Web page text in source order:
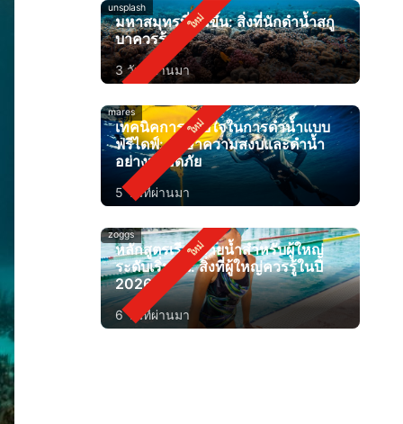
unsplash
มหาสมุทรที่อุ่นขึ้น: สิ่งที่นักดำน้ำสกู
บาควรรู้
3 วันที่ผ่านมา
mares
เทคนิคการหายใจในการดำน้ำแบบ
ฟรีไดฟ์: รักษาความสงบและดำน้ำ
อย่างปลอดภัย
5 วันที่ผ่านมา
zoggs
หลักสูตรเรียนว่ายน้ำสำหรับผู้ใหญ่
ระดับเริ่มต้น: สิ่งที่ผู้ใหญ่ควรรู้ในปี
2026
6 วันที่ผ่านมา